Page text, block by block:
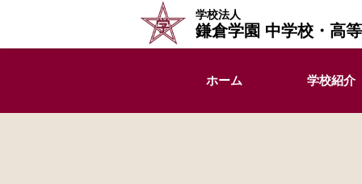
学校法人
鎌倉学園 中学校・高
ホーム 学校紹介